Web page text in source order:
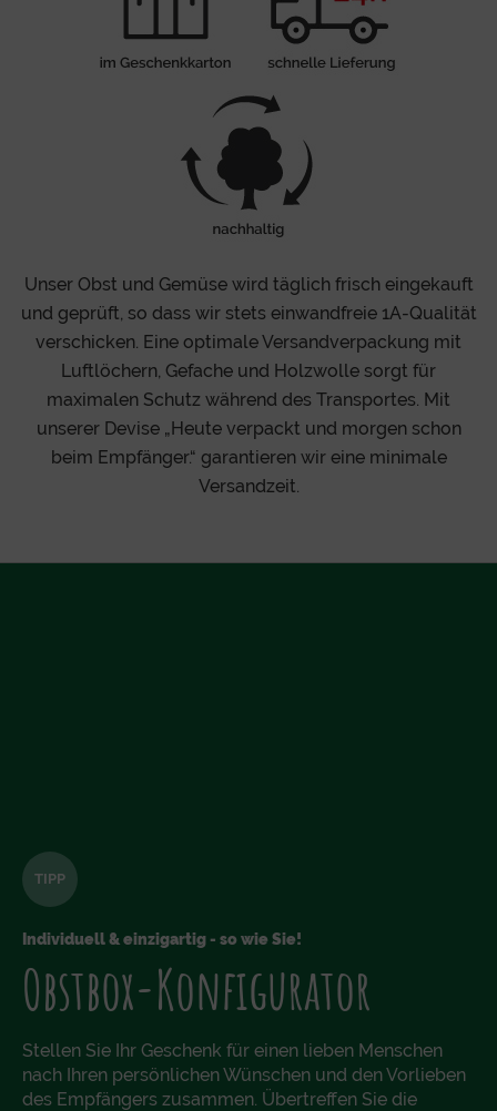
Unser Obst und Gemüse wird täglich frisch eingekauft
und geprüft, so dass wir stets einwandfreie 1A-Qualität
verschicken. Eine optimale Versandverpackung mit
Luftlöchern, Gefache und Holzwolle sorgt für
maximalen Schutz während des Transportes. Mit
unserer Devise „Heute verpackt und morgen schon
beim Empfänger.“ garantieren wir eine minimale
Versandzeit.
TIPP
Individuell & einzigartig - so wie Sie!
Obstbox-Konfigurator
Stellen Sie Ihr Geschenk für einen lieben Menschen
nach Ihren persönlichen Wünschen und den Vorlieben
des Empfängers zusammen. Übertreffen Sie die